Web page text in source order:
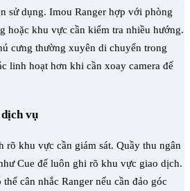
sử dụng. Imou Ranger hợp với phòng
hoặc khu vực cần kiểm tra nhiều hướng.
cưng thường xuyên di chuyển trong
linh hoạt hơn khi cần xoay camera để
vụ
rõ khu vực cần giám sát. Quầy thu ngân
Cue để luôn ghi rõ khu vực giao dịch.
cân nhắc Ranger nếu cần đảo góc